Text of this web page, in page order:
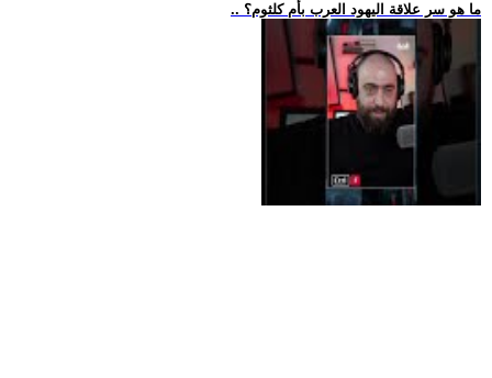
.. ما هو سر علاقة اليهود العرب بأم كلثوم؟